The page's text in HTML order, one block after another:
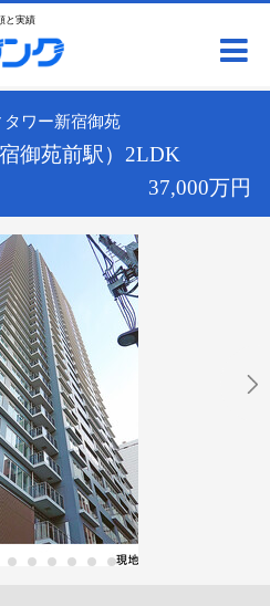
と実績
タワー新宿御苑
御苑前駅）2LDK
37,000万円